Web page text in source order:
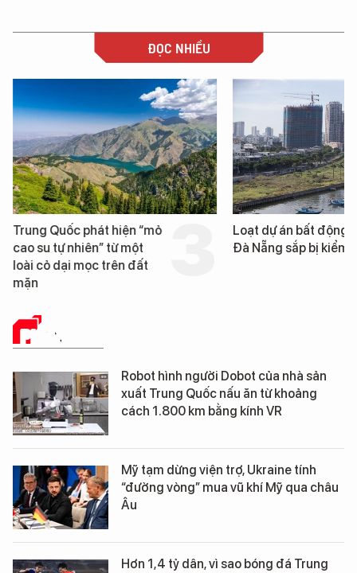
ĐỌC NHIỀU
Trung Quốc phát hiện “mỏ
cao su tự nhiên” từ một
loài cỏ dại mọc trên đất
mặn
Loạt dự án bất động
Đà Nẵng sắp bị kiểm
PHÂN TÍCH
Robot hình người Dobot của nhà sản
xuất Trung Quốc nấu ăn từ khoảng
cách 1.800 km bằng kính VR
Mỹ tạm dừng viện trợ, Ukraine tính
“đường vòng” mua vũ khí Mỹ qua châu
Âu
Hơn 1,4 tỷ dân, vì sao bóng đá Trung